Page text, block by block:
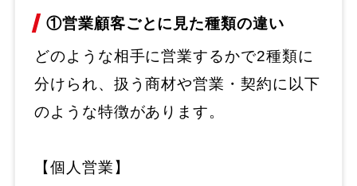
①営業顧客ごとに見た種類の違い
どのような相手に営業するかで2種類に
分けられ、扱う商材や営業・契約に以下
のような特徴があります。
【個人営業】